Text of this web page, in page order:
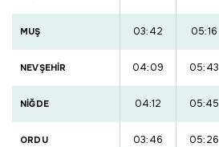
MUŞ 03:42 05:16
NEVŞEHİR 04:09 05:43
NİĞDE 04:12 05:45
ORDU 03:46 05:26